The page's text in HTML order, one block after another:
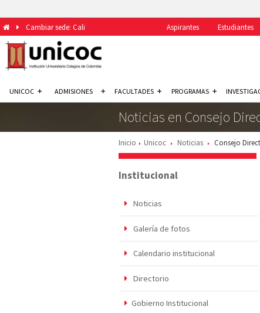
Cambiar sede: Cali Aspirantes Estudiantes
UNICOC ADMISIONES FACULTADES PROGRAMAS
Noticias en Consejo
Inicio Unicoc Noticias Consejo
Institucional
Noticias
Galería de fotos
Calendario institucional
Directorio
Gobierno Institucional